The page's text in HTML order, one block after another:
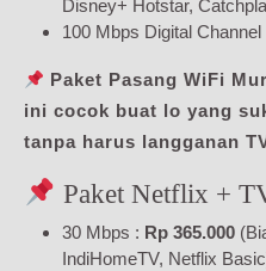
Disney+ Hotstar,
100 Mbps Digital Channel
Paket Pasang WiFi
ini cocok buat lo yang
tanpa harus langganan
Paket Netflix +
30 Mbps : Rp 365.000
IndiHomeTV, Netflix